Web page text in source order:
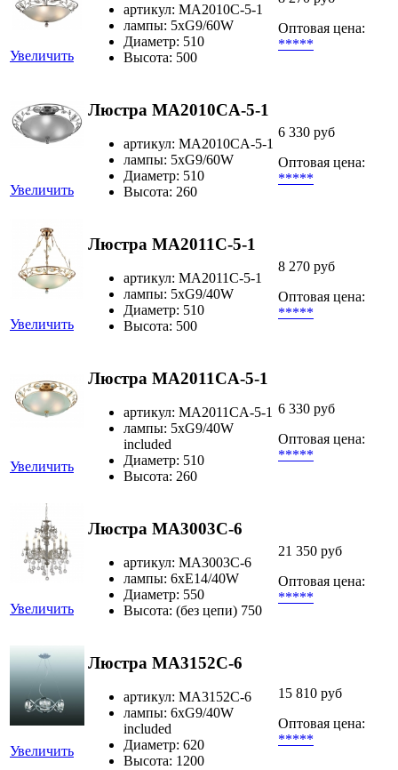
Увеличить
артикул: MA2010C-5-1
лампы: 5хG9/60W
Диаметр: 510
Высота: 500
Оптовая цена:
*****
Увеличить
Люстра MA2010CA-5-1
артикул: MA2010CA-5-1
лампы: 5хG9/60W
Диаметр: 510
Высота: 260
6 330 руб
Оптовая цена:
*****
Увеличить
Люстра MA2011C-5-1
артикул: MA2011C-5-1
лампы: 5xG9/40W
Диаметр: 510
Высота: 500
8 270 руб
Оптовая цена:
*****
Увеличить
Люстра MA2011CA-5-1
артикул: MA2011CA-5-1
лампы: 5xG9/40W
included
Диаметр: 510
Высота: 260
6 330 руб
Оптовая цена:
*****
Увеличить
Люстра MA3003C-6
артикул: MA3003C-6
лампы: 6хЕ14/40W
Диаметр: 550
Высота: (без цепи) 750
21 350 руб
Оптовая цена:
*****
Увеличить
Люстра MA3152C-6
артикул: MA3152C-6
лампы: 6хG9/40W
included
Диаметр: 620
Высота: 1200
15 810 руб
Оптовая цена:
*****